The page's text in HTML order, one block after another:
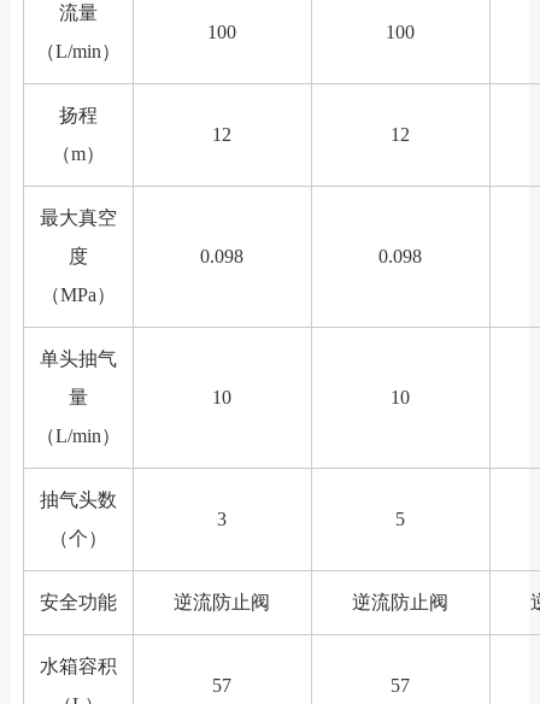
流量
（L/min）
100 100
扬程
（m）
12 12
最大真空
度
（MPa）
0.098 0.098
单头抽气
量
（L/min）
10 10
抽气头数
（个）
3 5
安全功能 逆流防止阀 逆流防止阀
水箱容积
57 57